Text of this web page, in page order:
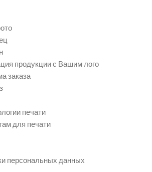
продукции с Вашим лого
заказа
печати
для печати
персональных данных